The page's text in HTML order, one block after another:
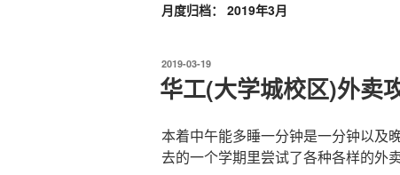
月度归档：2019年3月
发
布
于
2019-03-19
华工(大学城校区)外卖
本着中午能多睡一分钟是一分钟以及
去的一个学期里尝试了各种各样的外卖